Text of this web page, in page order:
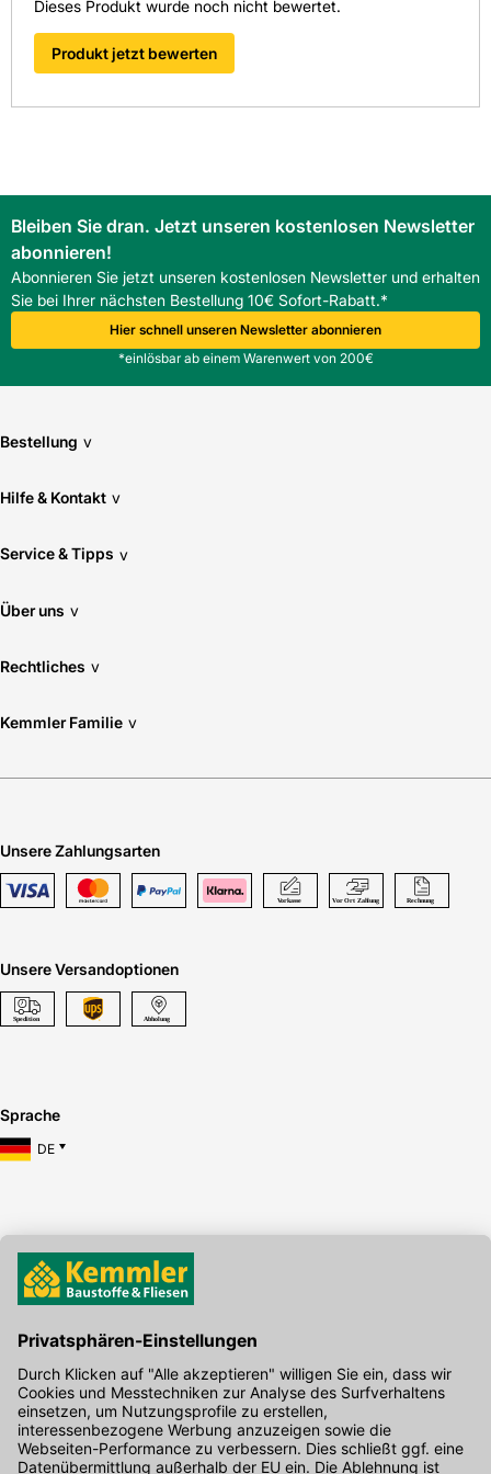
digitalen Schnittstellen wie OCI und IDS, die den
Bestellprozess effizient gestalten. Handwerksbetriebe
Baustofffachhandel in Südwest-Deutschland.
Dächern ausgelegt; genaue Angaben finden sich in der
Einbauanleitung von ROTO.
Ist der Einzeleindeckrahmen mit Wärmedämmblock-
Varianten kompatibel?
Ja, der Rahmen ist für alle Wärmedämmblock-Varianten
Dieses Produkt wurde noch nicht bewertet.
Produkt jetzt bewerten
Bleiben Sie dran. Jetzt unseren kostenlosen Newsletter
abonnieren!
Abonnieren Sie jetzt unseren kostenlosen Newsletter und erhalten
Sie bei Ihrer nächsten Bestellung 10€ Sofort-Rabatt.*
Hier schnell unseren Newsletter abonnieren
*einlösbar ab einem Warenwert von 200€
Bestellung v
Hilfe & Kontakt v
Service & Tipps v
Über uns v
Rechtliches v
Kemmler Familie v
Unsere Zahlungsarten
Unsere Versandoptionen
Sprache
DE
Hier gibt's die kostenlose App
Kontakt
Unser Onlineshop Team ist montags bis freitags von 08:00 - 17:00
Uhr unter der Telefonnummer07071 / 151-151für Sie erreichbar.